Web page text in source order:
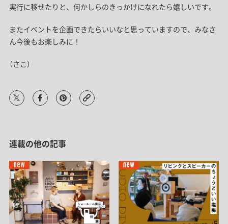
実行に移せたりと、何かしらのきっかけになれたら嬉しいです。
またイベントを企画できたらいいなと思っていますので、みなさ
ん今後もお楽しみに！
（さこ）
連載の他の記事